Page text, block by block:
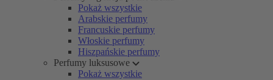
Pokaż wszystkie
Arabskie perfumy
Francuskie perfumy
Włoskie perfumy
Hiszpańskie perfumy
Perfumy luksusowe
Pokaż wszystkie